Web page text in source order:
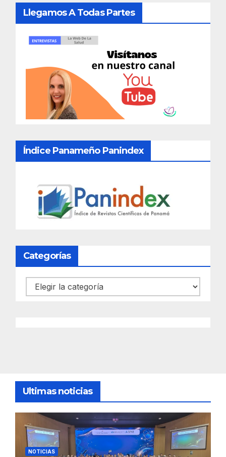
Llegamos A Todas Partes
Índice Panameño Panindex
Categorías
Categorías
Ultimas noticias
NOTICIAS